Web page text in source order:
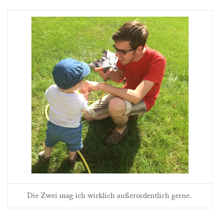
Die Zwei mag ich wirklich außerordentlich gerne.